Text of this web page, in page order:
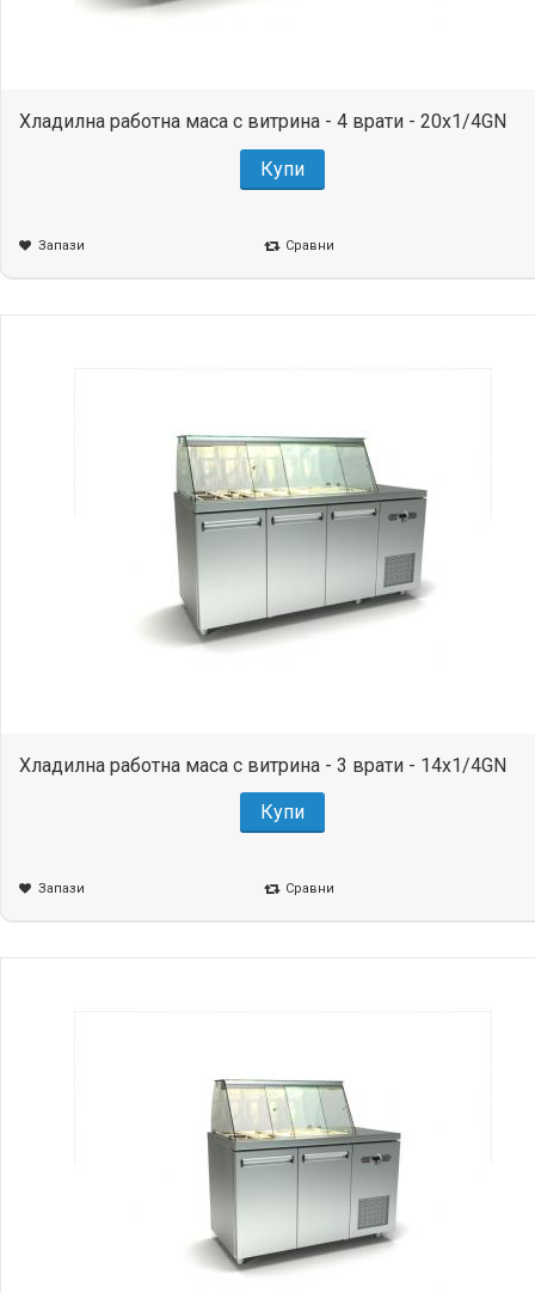
Хладилна работна маса с витрина - 4 врати - 20x1/4GN
Купи
Запази Сравни
Хладилна работна маса с витрина - 3 врати - 14x1/4GN
Купи
Запази Сравни